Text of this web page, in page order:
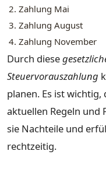
2. Zahlung Mai
3. Zahlung August
4. Zahlung November
Durch diese
Steuervorauszahlung
planen. Es ist
aktuellen Regeln und
sie Nachteile und
rechtzeitig.